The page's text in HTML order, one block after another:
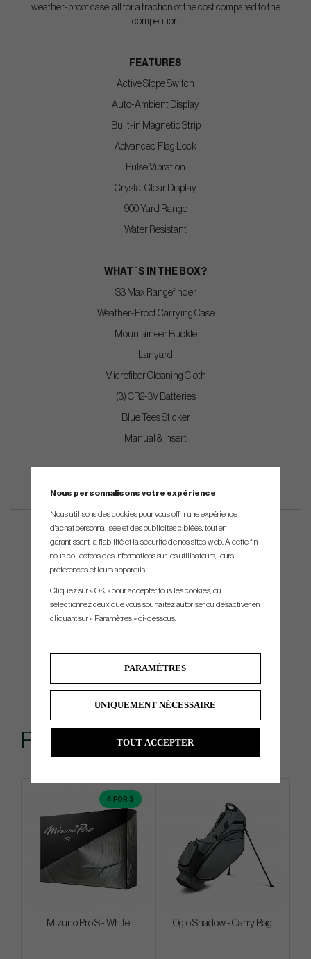
weather-proof case, all for a fraction of the cost compared to the
competition
FEATURES
Active Slope Switch
Auto-Ambient Display
Built-in Magnetic Strip
Advanced Flag Lock
Pulse Vibration
Crystal Clear Display
900 Yard Range
Water Resistant
WHAT´S IN THE BOX?
S3 Max Rangefinder
Weather-Proof Carrying Case
Mountaineer Buckle
Lanyard
Microfiber Cleaning Cloth
(3) CR2-3V Batteries
Blue Tees Sticker
Manual & Insert
Produits similaires
4 FOR 3
Mizuno Pro S - White Ogio Shadow - Carry Bag
Nous personnalisons votre expérience
Nous utilisons des cookies pour vous offrir une expérience
d'achat personnalisée et des publicités ciblées, tout en
garantissant la fiabilité et la sécurité de nos sites web. À cette fin,
nous collectons des informations sur les utilisateurs, leurs
préférences et leurs appareils.
Cliquez sur « OK » pour accepter tous les cookies, ou
sélectionnez ceux que vous souhaitez autoriser ou désactiver en
cliquant sur « Paramètres » ci-dessous.
PARAMÈTRES
UNIQUEMENT NÉCESSAIRE
TOUT ACCEPTER